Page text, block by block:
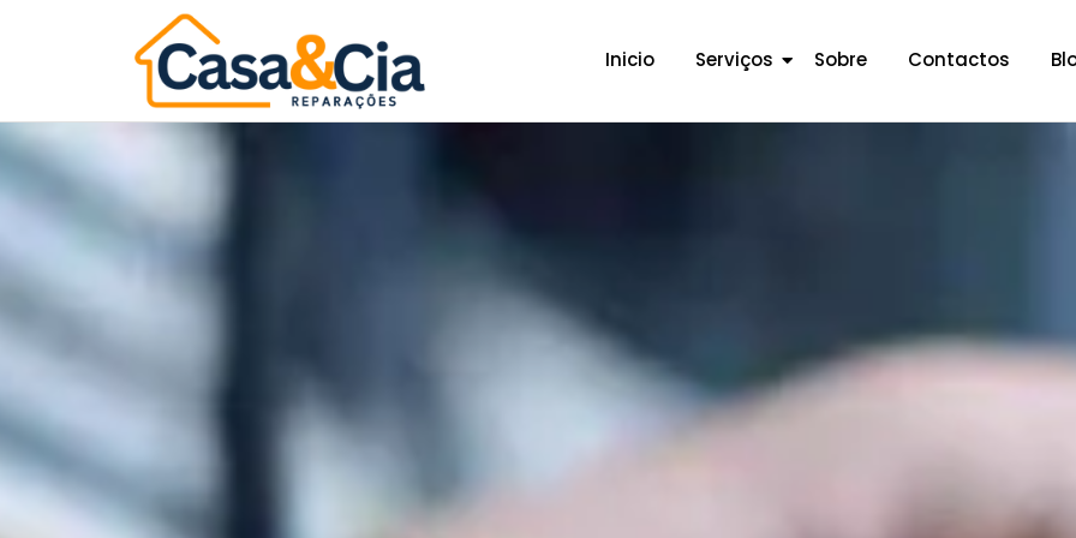
Inicio Serviços Sobre Contactos